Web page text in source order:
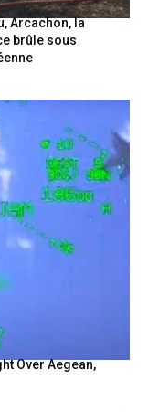
Arcachon, la
brûle sous
Over Aegean,